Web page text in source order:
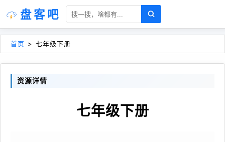
盘客吧
首页 > 七年级下册
资源详情
七年级下册